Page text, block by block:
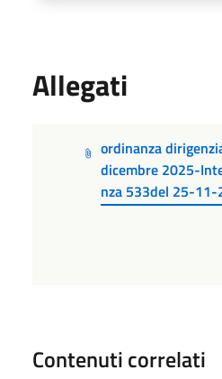
Allegati
ordinanza
dicembre 2025-
nza 533del 25-11-
Contenuti correlati